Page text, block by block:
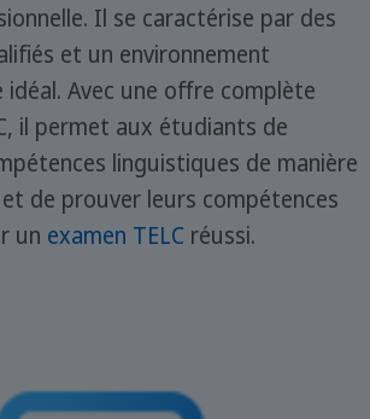
Il se caractérise par des
et un environnement
Avec une offre complète
il permet aux étudiants de
linguistiques de manière
de prouver leurs compétences
un examen TELC réussi.